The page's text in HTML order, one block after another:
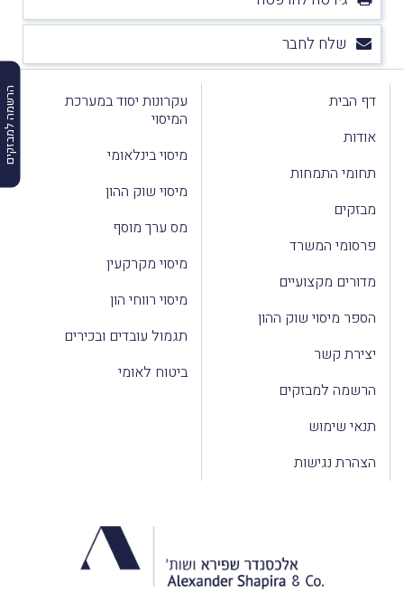
הרשמה למבזקים
שלח לחבר
דף הבית
אודות
תחומי התמחות
מבזקים
פרסומי המשרד
מדורים מקצועיים
הספר מיסוי שוק ההון
יצירת קשר
הרשמה למבזקים
תנאי שימוש
הצהרת נגישות
עקרונות יסוד במערכת
המיסוי
מיסוי בינלאומי
מיסוי שוק ההון
מס ערך מוסף
מיסוי מקרקעין
מיסוי רווחי הון
תגמול עובדים ובכירים
ביטוח לאומי